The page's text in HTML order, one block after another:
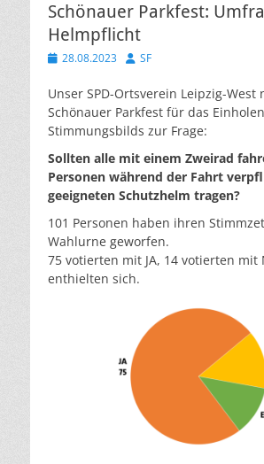
Schönauer Parkfest:
Helmpflicht
Veröffentlicht
28.08.2023 Autor
SF
Unser SPD-Ortsverein Leipzig-West
Schönauer Parkfest für das
Stimmungsbilds zur Frage:
Sollten alle mit einem Zweirad
Personen während der Fahrt
geeigneten Schutzhelm tragen?
101 Personen haben ihren
Wahlurne geworfen.
75 votierten mit JA, 14 votierten mit
enthielten sich.